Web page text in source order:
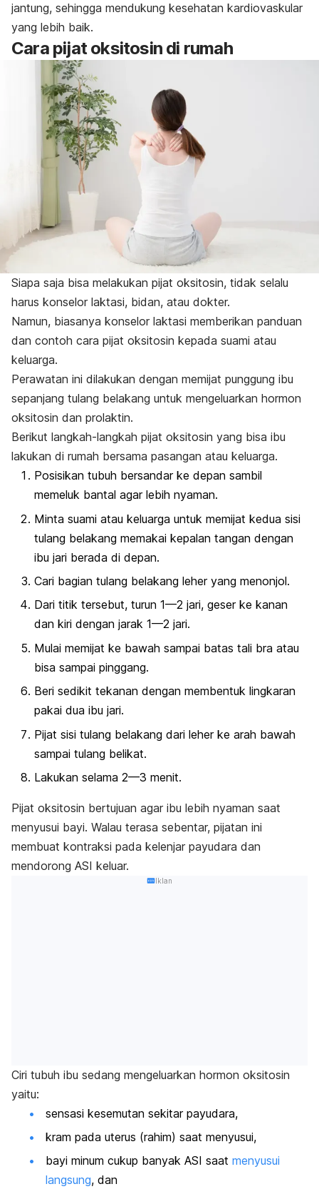
jantung, sehingga mendukung kesehatan kardiovaskular
yang lebih baik.
Cara pijat oksitosin di rumah
Siapa saja bisa melakukan pijat oksitosin, tidak selalu
harus konselor laktasi, bidan, atau dokter.
Namun, biasanya konselor laktasi memberikan panduan
dan contoh cara pijat oksitosin kepada suami atau
keluarga.
Perawatan ini dilakukan dengan memijat punggung ibu
sepanjang tulang belakang untuk mengeluarkan hormon
oksitosin dan prolaktin.
Berikut langkah-langkah pijat oksitosin yang bisa ibu
lakukan di rumah bersama pasangan atau keluarga.
Posisikan tubuh bersandar ke depan sambil
memeluk bantal agar lebih nyaman.
Minta suami atau keluarga untuk memijat kedua sisi
tulang belakang memakai kepalan tangan dengan
ibu jari berada di depan.
Cari bagian tulang belakang leher yang menonjol.
Dari titik tersebut, turun 1—2 jari, geser ke kanan
dan kiri dengan jarak 1—2 jari.
Mulai memijat ke bawah sampai batas tali bra atau
bisa sampai pinggang.
Beri sedikit tekanan dengan membentuk lingkaran
pakai dua ibu jari.
Pijat sisi tulang belakang dari leher ke arah bawah
sampai tulang belikat.
Lakukan selama 2—3 menit.
Pijat oksitosin bertujuan agar ibu lebih nyaman saat
menyusui bayi. Walau terasa sebentar, pijatan ini
membuat kontraksi pada kelenjar payudara dan
mendorong ASI keluar.
Iklan
Ciri tubuh ibu sedang mengeluarkan hormon oksitosin
yaitu:
sensasi kesemutan sekitar payudara,
kram pada uterus (rahim) saat menyusui,
bayi minum cukup banyak ASI saat menyusui
langsung, dan